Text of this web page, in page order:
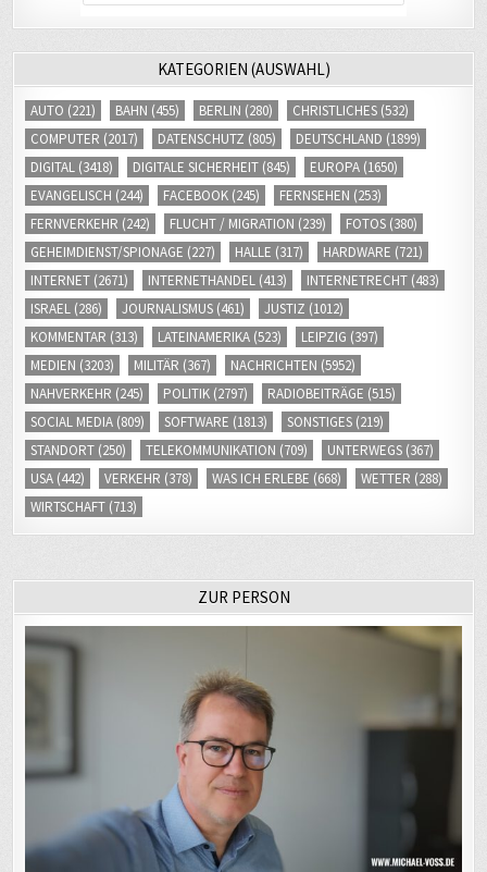
KATEGORIEN (AUSWAHL)
AUTO (221) BAHN (455) BERLIN (280) CHRISTLICHES (532)
COMPUTER (2017) DATENSCHUTZ (805) DEUTSCHLAND (1899)
DIGITAL (3418) DIGITALE SICHERHEIT (845) EUROPA (1650)
EVANGELISCH (244) FACEBOOK (245) FERNSEHEN (253)
FERNVERKEHR (242) FLUCHT / MIGRATION (239) FOTOS (380)
GEHEIMDIENST/SPIONAGE (227) HALLE (317) HARDWARE (721)
INTERNET (2671) INTERNETHANDEL (413) INTERNETRECHT (483)
ISRAEL (286) JOURNALISMUS (461) JUSTIZ (1012)
KOMMENTAR (313) LATEINAMERIKA (523) LEIPZIG (397)
MEDIEN (3203) MILITÄR (367) NACHRICHTEN (5952)
NAHVERKEHR (245) POLITIK (2797) RADIOBEITRÄGE (515)
SOCIAL MEDIA (809) SOFTWARE (1813) SONSTIGES (219)
STANDORT (250) TELEKOMMUNIKATION (709) UNTERWEGS (367)
USA (442) VERKEHR (378) WAS ICH ERLEBE (668) WETTER (288)
WIRTSCHAFT (713)
ZUR PERSON